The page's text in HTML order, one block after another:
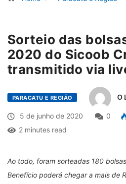
Sorteio das
2020 do Sicoob
transmitido via
PARACATU E REGIÃO O
5 de junho de 2020 0
2 minutes read
Ao todo, foram sorteadas 180
Benefício poderá chegar a mais de